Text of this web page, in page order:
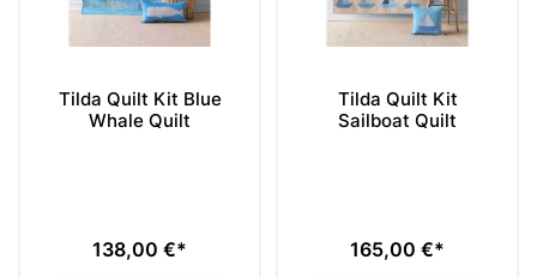
Tilda Quilt Kit Blue
Whale Quilt
Preis
138,00 €*
Tilda Quilt Kit
Sailboat Quilt
Preis
165,00 €*